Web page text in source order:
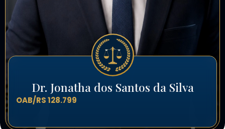
Dr. Jonatha dos Santos da Silva
OAB/RS 128.799